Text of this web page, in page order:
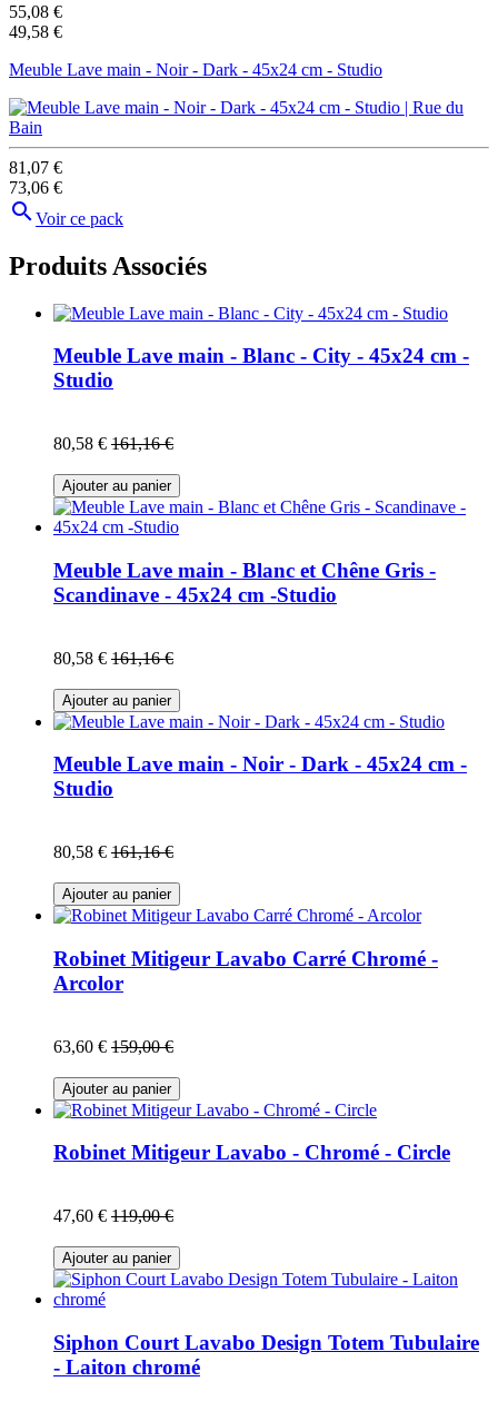
55,08 €
49,58 €
Meuble Lave main - Noir - Dark - 45x24 cm - Studio
81,07 €
73,06 €
Voir ce pack
Produits Associés
Meuble Lave main - Blanc - City - 45x24 cm -
Studio
80,58 € 161,16 €
Ajouter au panier
Meuble Lave main - Blanc et Chêne Gris -
Scandinave - 45x24 cm -Studio
80,58 € 161,16 €
Ajouter au panier
Meuble Lave main - Noir - Dark - 45x24 cm -
Studio
80,58 € 161,16 €
Ajouter au panier
Robinet Mitigeur Lavabo Carré Chromé -
Arcolor
63,60 € 159,00 €
Ajouter au panier
Robinet Mitigeur Lavabo - Chromé - Circle
47,60 € 119,00 €
Ajouter au panier
Siphon Court Lavabo Design Totem Tubulaire
- Laiton chromé